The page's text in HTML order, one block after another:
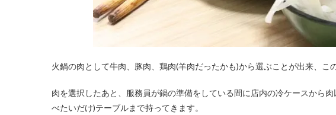
火鍋の肉として牛肉、豚肉、鶏肉(羊肉だったかも)から選ぶことが出来、こ
肉を選択したあと、服務員が鍋の準備をしている間に店内の冷ケースから
べたいだけ)テーブルまで持ってきます。